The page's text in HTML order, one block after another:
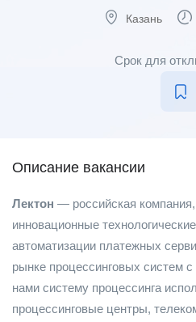
Казань
Срок для
Описание вакансии
Лектон — российская
инновационные
автоматизации платежных
рынке процессинговых систем
нами систему процессинга
процессинговые центры,